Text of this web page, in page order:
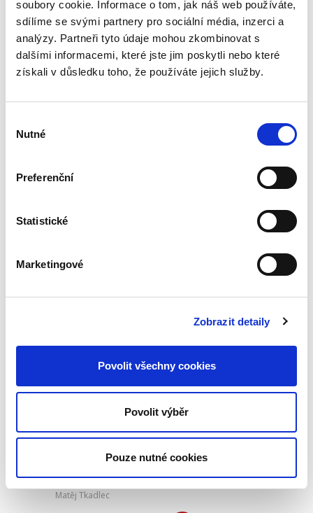
soubory cookie. Informace o tom, jak náš web používáte,
sdílíme se svými partnery pro sociální média, inzerci a
analýzy. Partneři tyto údaje mohou zkombinovat s
dalšími informacemi, které jste jim poskytli nebo které
získali v důsledku toho, že používáte jejich služby.
souhlasu
Nutné
Preferenční
Statistické
Marketingové
Zobrazit detaily
Povolit všechny cookies
Povolit výběr
Pouze nutné cookies
2019/1158 ze dne 20. června 2019 o rovnováze
mezi pracovním a...
Dvacet let
aplikace práva EU
Jak právo EU ovlivňuje výklad a aplikaci
Postavení
měnícím se světě
závislé práce se
zaměřením na
digitální platformy
Matěj Tkadlec